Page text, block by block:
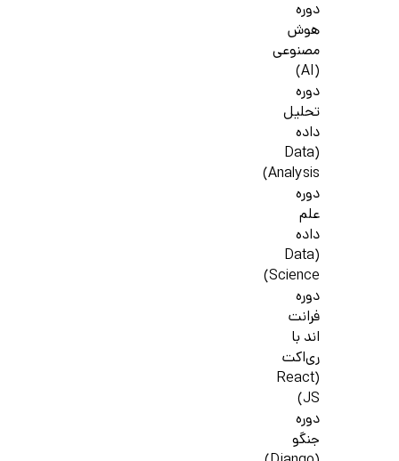
دوره
هوش
مصنوعی
(AI)
دوره
تحلیل
داده
(Data
Analysis)
دوره
علم
داده
(Data
Science)
دوره
فرانت
اند با
ری‌اکت
(React
JS)
دوره
جنگو